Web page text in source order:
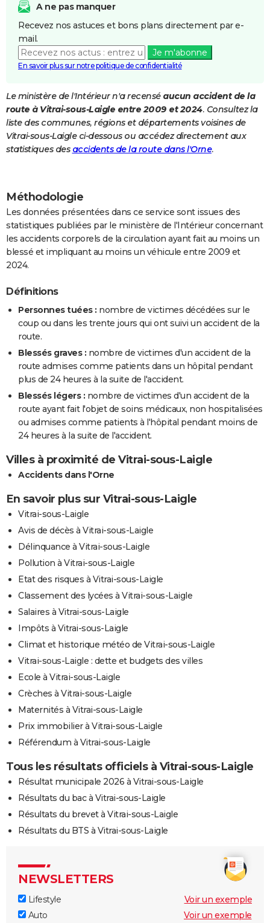
Destinations
City break
Voyage nature
Voyage de noces
Forum
Climat
PHOTO
GUIDES D'ACHAT
BONS PLANS
Carte de Noël
Carte Bonne année
Carte Saint-Valentin
Carte Pâques
Carte d'anniversaire
DICTIONNAIRE
Dictionnaire
Biographies
Citations
Expressions
Proverbes
PROGRAMME TV
FORUM
Bricolage
Television
A ne pas manquer
Recevez nos astuces et bons plans directement par e-
mail.
Je m'abonne
En savoir plus sur notre politique de confidentialité
Le ministère de l'Intérieur n'a recensé aucun accident de la
route à Vitrai-sous-Laigle entre 2009 et 2024. Consultez la
liste des communes, régions et départements voisines de
Vitrai-sous-Laigle ci-dessous ou accédez directement aux
statistiques des accidents de la route dans l'Orne.
Méthodologie
Les données présentées dans ce service sont issues des
statistiques publiées par le ministère de l'Intérieur concernant
les accidents corporels de la circulation ayant fait au moins un
blessé et impliquant au moins un véhicule entre 2009 et
2024.
Définitions
Personnes tuées : nombre de victimes décédées sur le
coup ou dans les trente jours qui ont suivi un accident de la
route.
Blessés graves : nombre de victimes d'un accident de la
route admises comme patients dans un hôpital pendant
plus de 24 heures à la suite de l'accident.
Blessés légers : nombre de victimes d'un accident de la
route ayant fait l'objet de soins médicaux, non hospitalisées
ou admises comme patients à l'hôpital pendant moins de
24 heures à la suite de l'accident.
Villes à proximité de Vitrai-sous-Laigle
Accidents dans l'Orne
En savoir plus sur Vitrai-sous-Laigle
Vitrai-sous-Laigle
Avis de décès à Vitrai-sous-Laigle
Délinquance à Vitrai-sous-Laigle
Pollution à Vitrai-sous-Laigle
Etat des risques à Vitrai-sous-Laigle
Classement des lycées à Vitrai-sous-Laigle
Salaires à Vitrai-sous-Laigle
Impôts à Vitrai-sous-Laigle
Climat et historique météo de Vitrai-sous-Laigle
Vitrai-sous-Laigle : dette et budgets des villes
Ecole à Vitrai-sous-Laigle
Crèches à Vitrai-sous-Laigle
Maternités à Vitrai-sous-Laigle
Prix immobilier à Vitrai-sous-Laigle
Référendum à Vitrai-sous-Laigle
Tous les résultats officiels à Vitrai-sous-Laigle
Résultat municipale 2026 à Vitrai-sous-Laigle
Résultats du bac à Vitrai-sous-Laigle
Résultats du brevet à Vitrai-sous-Laigle
Résultats du BTS à Vitrai-sous-Laigle
NEWSLETTERS
Lifestyle
Voir un exemple
Auto
Voir un exemple